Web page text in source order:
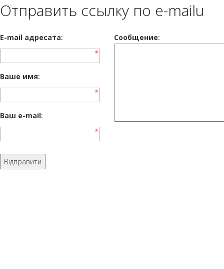
Отправить ссылку по e-mailu
E-mail адресата: Сообщение:
Ваше имя:
Ваш e-mail: